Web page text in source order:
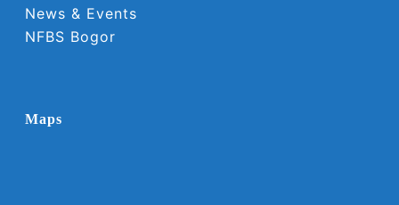
News & Events
NFBS Bogor
Maps